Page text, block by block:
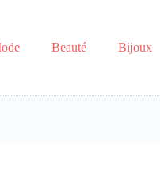
Beauté Bijoux